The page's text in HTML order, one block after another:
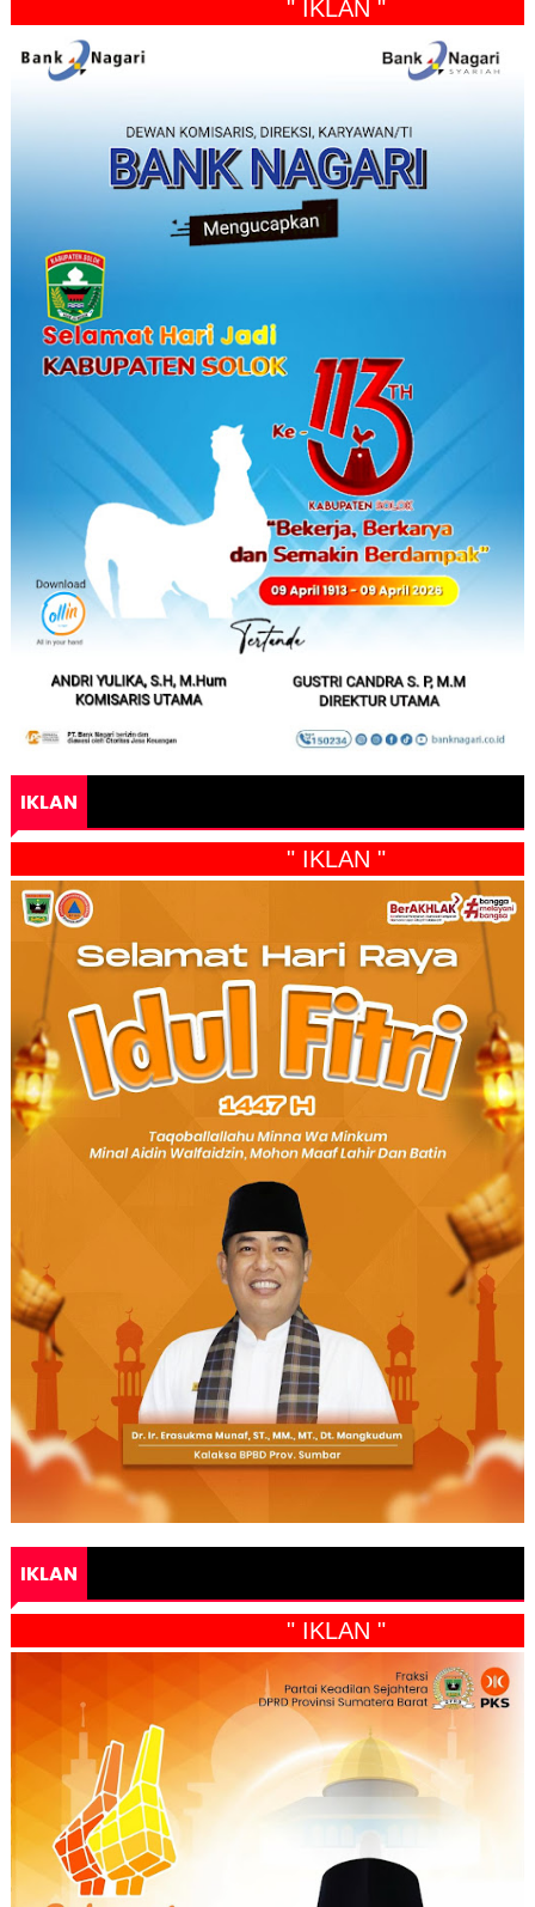
" IKLAN "
IKLAN
" IKLAN "
IKLAN
" IKLAN "